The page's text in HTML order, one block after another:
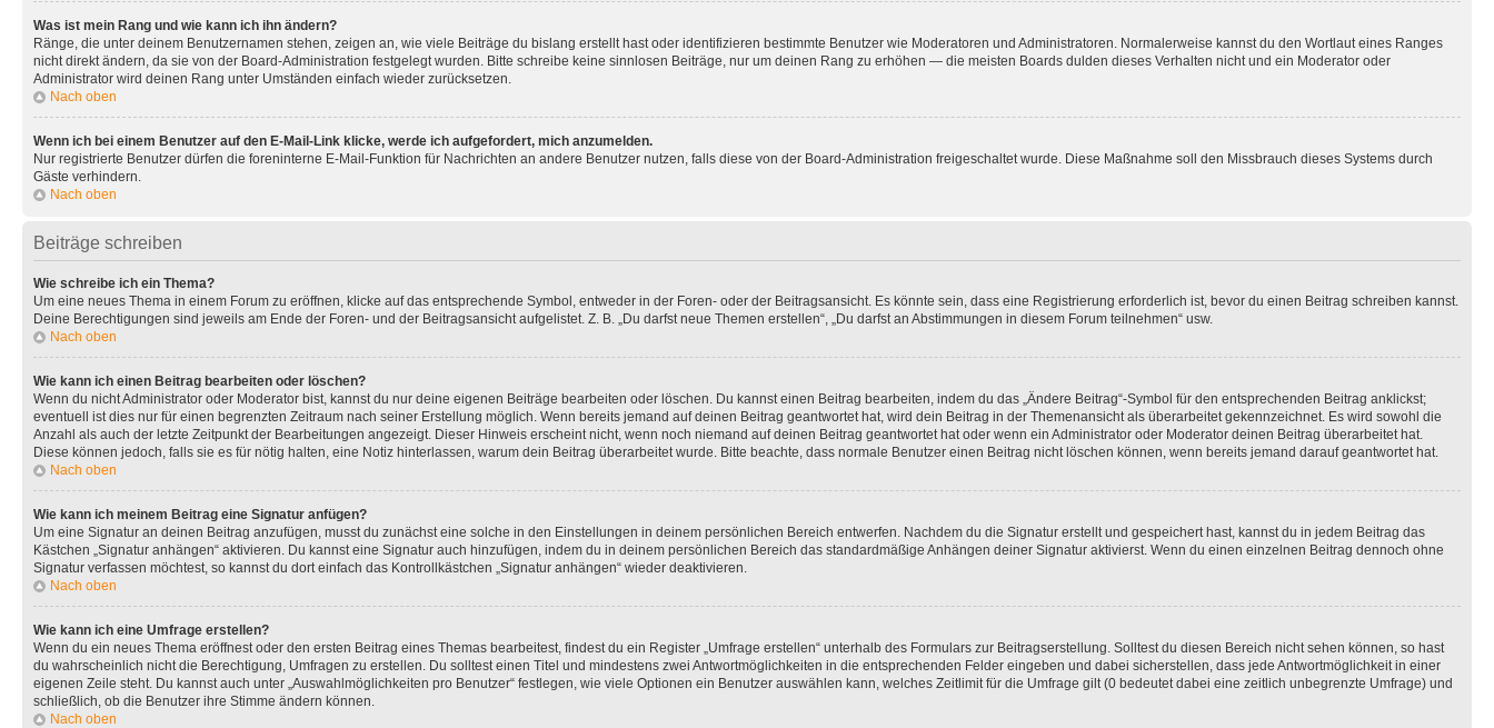
Was ist mein Rang und wie kann ich ihn ändern?
Ränge, die unter deinem Benutzernamen stehen, zeigen an, wie viele Beiträge du bislang erstellt hast oder identifizieren bestimmte Benutzer wie Moderatoren und Administratoren. Normalerweise kannst du den Wortlaut eines Ranges
nicht direkt ändern, da sie von der Board-Administration festgelegt wurden. Bitte schreibe keine sinnlosen Beiträge, nur um deinen Rang zu erhöhen — die meisten Boards dulden dieses Verhalten nicht und ein Moderator oder
Administrator wird deinen Rang unter Umständen einfach wieder zurücksetzen.
Nach oben
Wenn ich bei einem Benutzer auf den E-Mail-Link klicke, werde ich aufgefordert, mich anzumelden.
Nur registrierte Benutzer dürfen die foreninterne E-Mail-Funktion für Nachrichten an andere Benutzer nutzen, falls diese von der Board-Administration freigeschaltet wurde. Diese Maßnahme soll den Missbrauch dieses Systems durch
Gäste verhindern.
Nach oben
Beiträge schreiben
Wie schreibe ich ein Thema?
Um eine neues Thema in einem Forum zu eröffnen, klicke auf das entsprechende Symbol, entweder in der Foren- oder der Beitragsansicht. Es könnte sein, dass eine Registrierung erforderlich ist, bevor du einen Beitrag schreiben kannst.
Deine Berechtigungen sind jeweils am Ende der Foren- und der Beitragsansicht aufgelistet. Z. B. „Du darfst neue Themen erstellen“, „Du darfst an Abstimmungen in diesem Forum teilnehmen“ usw.
Nach oben
Wie kann ich einen Beitrag bearbeiten oder löschen?
Wenn du nicht Administrator oder Moderator bist, kannst du nur deine eigenen Beiträge bearbeiten oder löschen. Du kannst einen Beitrag bearbeiten, indem du das „Ändere Beitrag“-Symbol für den entsprechenden Beitrag anklickst;
eventuell ist dies nur für einen begrenzten Zeitraum nach seiner Erstellung möglich. Wenn bereits jemand auf deinen Beitrag geantwortet hat, wird dein Beitrag in der Themenansicht als überarbeitet gekennzeichnet. Es wird sowohl die
Anzahl als auch der letzte Zeitpunkt der Bearbeitungen angezeigt. Dieser Hinweis erscheint nicht, wenn noch niemand auf deinen Beitrag geantwortet hat oder wenn ein Administrator oder Moderator deinen Beitrag überarbeitet hat.
Diese können jedoch, falls sie es für nötig halten, eine Notiz hinterlassen, warum dein Beitrag überarbeitet wurde. Bitte beachte, dass normale Benutzer einen Beitrag nicht löschen können, wenn bereits jemand darauf geantwortet hat.
Nach oben
Wie kann ich meinem Beitrag eine Signatur anfügen?
Um eine Signatur an deinen Beitrag anzufügen, musst du zunächst eine solche in den Einstellungen in deinem persönlichen Bereich entwerfen. Nachdem du die Signatur erstellt und gespeichert hast, kannst du in jedem Beitrag das
Kästchen „Signatur anhängen“ aktivieren. Du kannst eine Signatur auch hinzufügen, indem du in deinem persönlichen Bereich das standardmäßige Anhängen deiner Signatur aktivierst. Wenn du einen einzelnen Beitrag dennoch ohne
Signatur verfassen möchtest, so kannst du dort einfach das Kontrollkästchen „Signatur anhängen“ wieder deaktivieren.
Nach oben
Wie kann ich eine Umfrage erstellen?
Wenn du ein neues Thema eröffnest oder den ersten Beitrag eines Themas bearbeitest, findest du ein Register „Umfrage erstellen“ unterhalb des Formulars zur Beitragserstellung. Solltest du diesen Bereich nicht sehen können, so hast
du wahrscheinlich nicht die Berechtigung, Umfragen zu erstellen. Du solltest einen Titel und mindestens zwei Antwortmöglichkeiten in die entsprechenden Felder eingeben und dabei sicherstellen, dass jede Antwortmöglichkeit in einer
eigenen Zeile steht. Du kannst auch unter „Auswahlmöglichkeiten pro Benutzer“ festlegen, wie viele Optionen ein Benutzer auswählen kann, welches Zeitlimit für die Umfrage gilt (0 bedeutet dabei eine zeitlich unbegrenzte Umfrage) und
schließlich, ob die Benutzer ihre Stimme ändern können.
Nach oben